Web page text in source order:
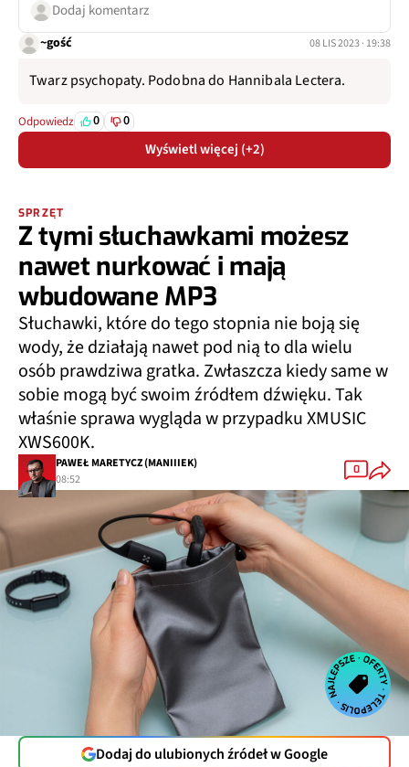
Dodaj komentarz
~gość 08 LIS 2023 · 19:38
Twarz psychopaty. Podobna do Hannibala Lectera.
Odpowiedz 0 0
Wyświetl więcej (+2)
SPRZĘT
Z tymi słuchawkami możesz
nawet nurkować i mają
wbudowane MP3
Słuchawki, które do tego stopnia nie boją się
wody, że działają nawet pod nią to dla wielu
osób prawdziwa gratka. Zwłaszcza kiedy same w
sobie mogą być swoim źródłem dźwięku. Tak
właśnie sprawa wygląda w przypadku XMUSIC
XWS600K.
PAWEŁ MARETYCZ (MANIIIEK)
08:52
0
Dodaj do ulubionych źródeł w Google